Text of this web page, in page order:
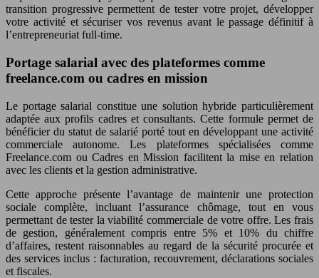
transition progressive permettent de tester votre projet, développer
votre activité et sécuriser vos revenus avant le passage définitif à
l’entrepreneuriat full-time.
Portage salarial avec des plateformes comme
freelance.com ou cadres en mission
Le portage salarial constitue une solution hybride particulièrement
adaptée aux profils cadres et consultants. Cette formule permet de
bénéficier du statut de salarié porté tout en développant une activité
commerciale autonome. Les plateformes spécialisées comme
Freelance.com ou Cadres en Mission facilitent la mise en relation
avec les clients et la gestion administrative.
Cette approche présente l’avantage de maintenir une protection
sociale complète, incluant l’assurance chômage, tout en vous
permettant de tester la viabilité commerciale de votre offre. Les frais
de gestion, généralement compris entre 5% et 10% du chiffre
d’affaires, restent raisonnables au regard de la sécurité procurée et
des services inclus : facturation, recouvrement, déclarations sociales
et fiscales.